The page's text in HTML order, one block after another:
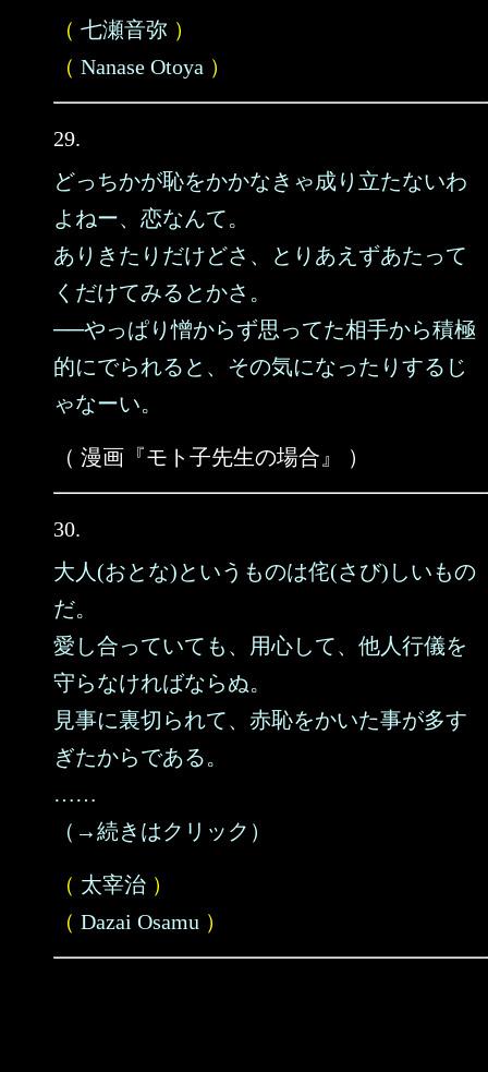
（ 七瀬音弥 ）
（ Nanase Otoya ）
29.
どっちかが恥をかかなきゃ成り立たないわ
よねー、恋なんて。
ありきたりだけどさ、とりあえずあたって
くだけてみるとかさ。
──やっぱり憎からず思ってた相手から積極
的にでられると、その気になったりするじ
ゃなーい。
（ 漫画『モト子先生の場合』 ）
30.
大人(おとな)というものは侘(さび)しいもの
だ。
愛し合っていても、用心して、他人行儀を
守らなければならぬ。
見事に裏切られて、赤恥をかいた事が多す
ぎたからである。
……
（→続きはクリック）
（ 太宰治 ）
（ Dazai Osamu ）